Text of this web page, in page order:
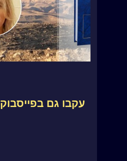
עקבו גם בפייסבוק